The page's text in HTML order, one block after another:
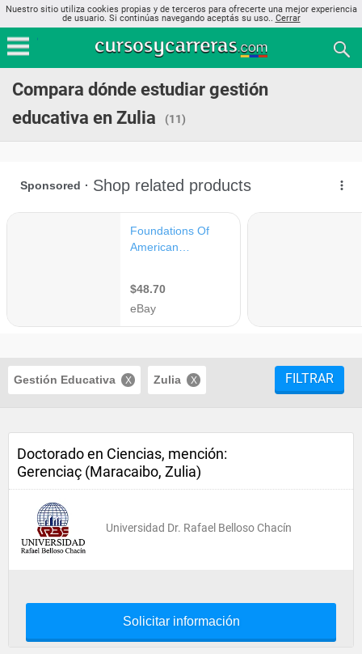
Nuestro sitio utiliza cookies propias y de terceros para ofrecerte una mejor experiencia
de usuario. Si continúas navegando aceptás su uso.. Cerrar
Compara dónde estudiar gestión
educativa en Zulia
(11)
Gestión Educativa Zulia FILTRAR
Doctorado en Ciencias, mención:
Gerenciaç (Maracaibo, Zulia)
Universidad Dr. Rafael Belloso Chacín
Solicitar información